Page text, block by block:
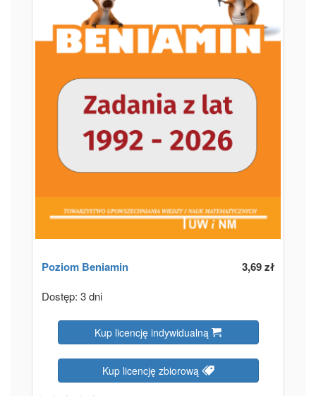
3,69 zł
Poziom Beniamin
Dostęp: 3 dni
Kup licencję indywidualną
Kup licencję zbiorową